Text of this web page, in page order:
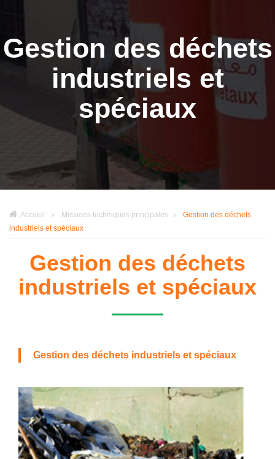
Gestion des déchets
industriels et
spéciaux
Accueil » Missions techniques principales »
Gestion des déchets
industriels et spéciaux
Gestion des déchets
industriels et spéciaux
Gestion des déchets industriels et spéciaux